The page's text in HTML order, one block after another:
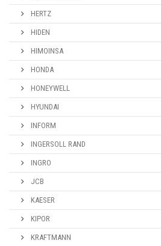
HERTZ
HIDEN
HIMOINSA
HONDA
HONEYWELL
HYUNDAI
INFORM
INGERSOLL RAND
INGRO
JCB
KAESER
KIPOR
KRAFTMANN